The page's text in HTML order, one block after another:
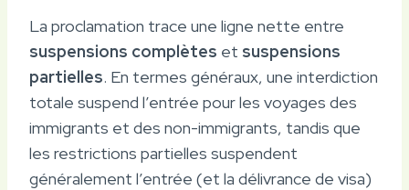
La proclamation trace une ligne nette entre
suspensions complètes et suspensions
partielles. En termes généraux, une interdiction
totale suspend l’entrée pour les voyages des
immigrants et des non-immigrants, tandis que
les restrictions partielles suspendent
généralement l’entrée (et la délivrance de visa)